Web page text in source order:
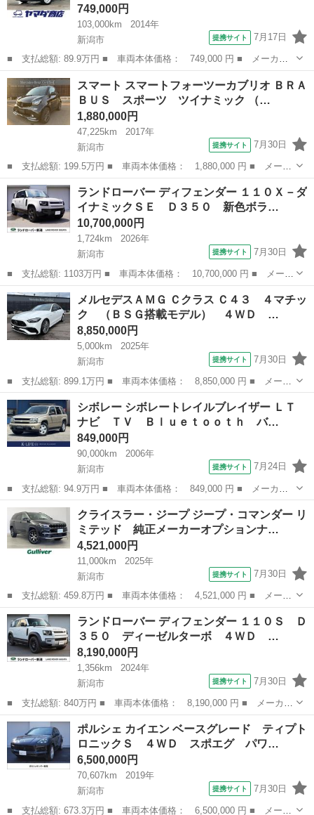
749,000円
103,000km
2014年
新潟市
提携サイト 7月17日
■ 支払総額: 89.9万円 ■ 車両本体価格： 749,000 円 ■ メーカー
名： ルノー ■ 車種名： カングー ■ グレード名： アクティ
フ ５ＭＴ ナビ バックカメラ ＥＴＣ スペアキー ■ 排気
量： 1600c...
新潟 新潟市 その他
スマート スマートフォーツーカブリオ ＢＲＡ
ＢＵＳ スポーツ ツイナミック （…
1,880,000円
47,225km
2017年
新潟市
提携サイト 7月30日
■ 支払総額: 199.5万円 ■ 車両本体価格： 1,880,000 円 ■ メーカ
ー名： スマート ■ 車種名： スマートフォーツーカブリオ ■ グ
レード名： ＢＲＡＢＵＳ スポーツ ツイナミック ■ 排気量：
900...
新潟 新潟市 その他
ランドローバー ディフェンダー １１０Ｘ－ダ
イナミックＳＥ Ｄ３５０ 新色ボラ…
10,700,000円
1,724km
2026年
新潟市
提携サイト 7月30日
■ 支払総額: 1103万円 ■ 車両本体価格： 10,700,000 円 ■ メーカ
ー名： ランドローバー ■ 車種名： ディフェンダー ■ グレード
名： １１０Ｘ－ダイナミックＳＥ Ｄ３５０ 新色ボラスコグレイ
電子制御...
新潟 新潟市
メルセデスＡＭＧ Ｃクラス Ｃ４３ ４マチッ
ク （ＢＳＧ搭載モデル） ４ＷＤ …
8,850,000円
5,000km
2025年
新潟市
提携サイト 7月30日
■ 支払総額: 899.1万円 ■ 車両本体価格： 8,850,000 円 ■ メーカ
ー名： メルセデスＡＭＧ ■ 車種名： Ｃクラス ■ グレード
名： Ｃ４３ ４マチック （ＢＳＧ搭載モデル） ４ＷＤ ＭＰ２
０２５０１ ...
新潟 新潟市 その他
シボレー シボレートレイルブレイザー ＬＴ
ナビ ＴＶ Ｂｌｕｅｔｏｏｔｈ バ…
849,000円
90,000km
2006年
新潟市
提携サイト 7月24日
■ 支払総額: 94.9万円 ■ 車両本体価格： 849,000 円 ■ メーカー
名： シボレー ■ 車種名： シボレートレイルブレイザー ■ グレ
ード名： ＬＴ ナビ ＴＶ Ｂｌｕｅｔｏｏｔｈ バックカメラ
ＥＴＣ ヒッ...
新潟 新潟市 その他
クライスラー・ジープ ジープ・コマンダー リ
ミテッド 純正メーカーオプションナ…
4,521,000円
11,000km
2025年
新潟市
提携サイト 7月30日
■ 支払総額: 459.8万円 ■ 車両本体価格： 4,521,000 円 ■ メーカ
ー名： クライスラー・ジープ ■ 車種名： ジープ・コマンダー
■ グレード名： リミテッド 純正メーカーオプションナビ 全方位
カメラ ...
新潟 新潟市 その他
ランドローバー ディフェンダー １１０Ｓ Ｄ
３５０ ディーゼルターボ ４ＷＤ …
8,190,000円
1,356km
2024年
新潟市
提携サイト 7月30日
■ 支払総額: 840万円 ■ 車両本体価格： 8,190,000 円 ■ メーカー
名： ランドローバー ■ 車種名： ディフェンダー ■ グレード
名： １１０Ｓ Ｄ３５０ ディーゼルターボ ４ＷＤ ブラックエ
クステリアパ...
新潟 新潟市
ポルシェ カイエン ベースグレード ティプト
ロニックＳ ４ＷＤ スポエグ パワ…
6,500,000円
70,607km
2019年
新潟市
提携サイト 7月30日
■ 支払総額: 673.3万円 ■ 車両本体価格： 6,500,000 円 ■ メーカ